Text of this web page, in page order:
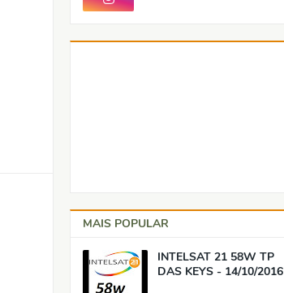
MAIS POPULAR
INTELSAT 21 58W TP
DAS KEYS - 14/10/2016